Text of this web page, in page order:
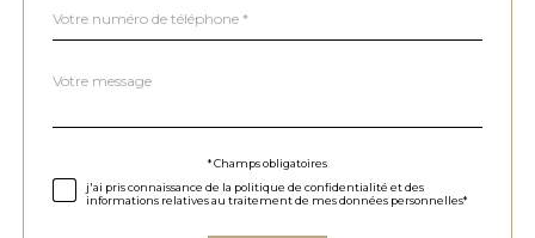
*
Fieldset
Message
*
* Champs obligatoires
j'ai pris connaissance de la politique de confidentialité et des
informations relatives au traitement de mes données personnelles*